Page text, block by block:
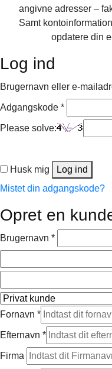
angivne adresser –
Samt
opdatere din
Log ind
Brugernavn eller e-
Adgangskode *Påkrævet
Please solve:
Husk mig
Log ind
Mistet din adgangskode?
Opret en
Brugernavn *Påkrævet
Fornavn *
Efternavn *
Firma